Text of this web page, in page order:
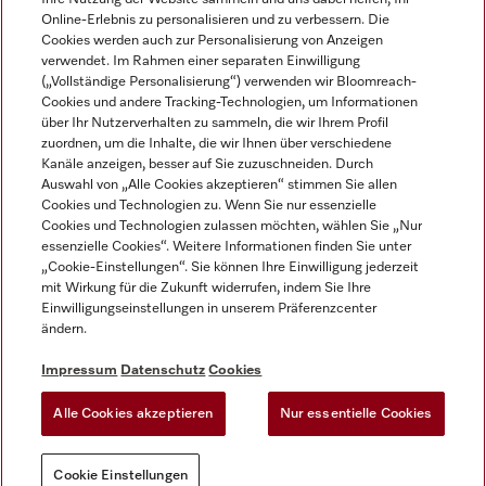
Impressum
AGB
Datenschutz
Nutzungsbedigungen
EU-Gesetzen über digitale Dienste
Miele auf Instagram
Miele auf Facebook
Miele auf Youtube
Online-Erlebnis zu personalisieren und zu verbessern. Die
Cookies werden auch zur Personalisierung von Anzeigen
verwendet. Im Rahmen einer separaten Einwilligung
(„Vollständige Personalisierung“) verwenden wir Bloomreach-
Cookies und andere Tracking-Technologien, um Informationen
über Ihr Nutzerverhalten zu sammeln, die wir Ihrem Profil
zuordnen, um die Inhalte, die wir Ihnen über verschiedene
Kanäle anzeigen, besser auf Sie zuzuschneiden. Durch
Auswahl von „Alle Cookies akzeptieren“ stimmen Sie allen
Cookies und Technologien zu. Wenn Sie nur essenzielle
Cookies und Technologien zulassen möchten, wählen Sie „Nur
essenzielle Cookies“. Weitere Informationen finden Sie unter
„Cookie-Einstellungen“. Sie können Ihre Einwilligung jederzeit
mit Wirkung für die Zukunft widerrufen, indem Sie Ihre
Einwilligungseinstellungen in unserem Präferenzcenter
ändern.
Impressum Datenschutz Cookies
Alle Cookies akzeptieren Nur essentielle Cookies
Cookie Einstellungen